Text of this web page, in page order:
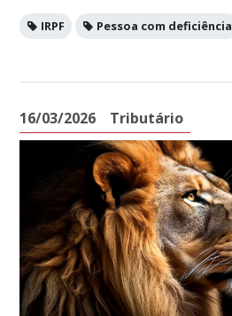
IRPF Pessoa com deficiência
16/03/2026 Tributário